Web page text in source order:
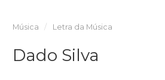
Música Letra da Música
Dado Silva